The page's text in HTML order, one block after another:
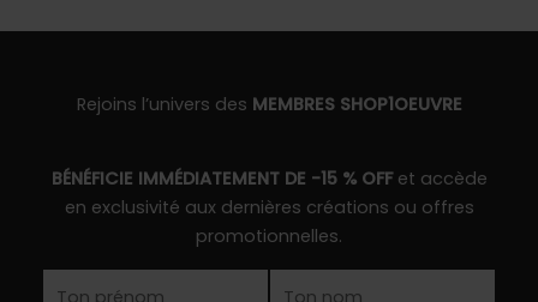
être
la
page
produit
être
la
page
produit
Rejoins l’univers des MEMBRES SHOP1OEUVRE
BÉNÉFICIE IMMÉDIATEMENT DE -15 % OFFet accède
en exclusivité aux dernières créations ou offres
promotionnelles.